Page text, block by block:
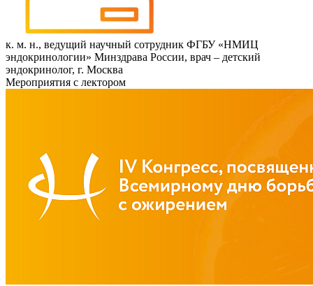
к. м. н., ведущий научный сотрудник ФГБУ «НМИЦ
эндокринологии» Минздрава России, врач – детский
эндокринолог, г. Москва
Мероприятия с лектором